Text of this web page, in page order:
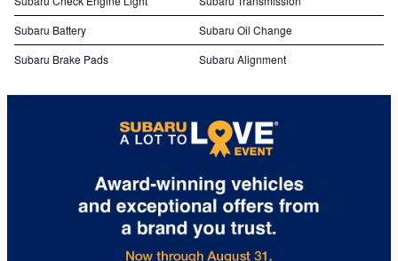
Subaru Battery
Subaru Oil Change
Subaru Brake Pads
Subaru Alignment